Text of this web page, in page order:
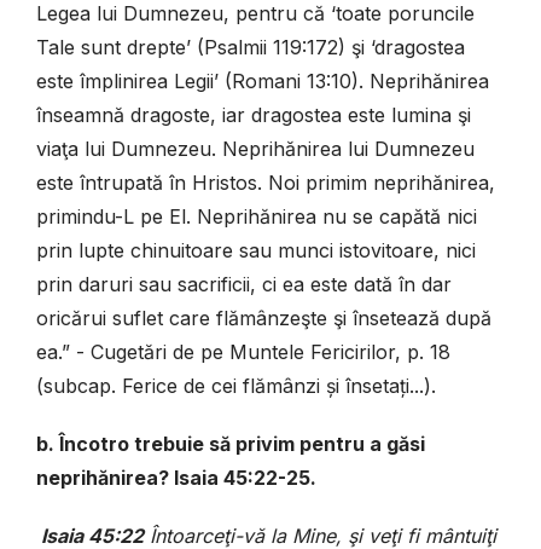
Legea lui Dumnezeu, pentru că ‘toate poruncile
Tale sunt drepte’ (Psalmii 119:172) şi ‘dragostea
este împlinirea Legii’ (Romani 13:10). Neprihănirea
înseamnă dragoste, iar dragostea este lumina şi
viaţa lui Dumnezeu. Neprihănirea lui Dumnezeu
este întrupată în Hristos. Noi primim neprihănirea,
primindu-L pe El. Neprihănirea nu se capătă nici
prin lupte chinuitoare sau munci istovitoare, nici
prin daruri sau sacrificii, ci ea este dată în dar
oricărui suflet care flămânzeşte şi însetează după
ea.” - Cugetări de pe Muntele Fericirilor, p. 18
(subcap. Ferice de cei flămânzi și însetați...).
b. Încotro trebuie să privim pentru a găsi
neprihănirea? Isaia 45:22-25.
Isaia 45:22Întoarceţi-vă la Mine, şi veţi fi mântuiţi